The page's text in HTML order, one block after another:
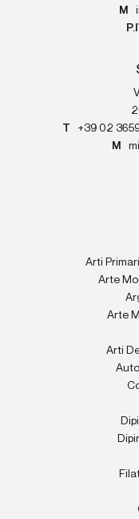
M
T
+39 02
M
Arti
Arte
Arte
Arti